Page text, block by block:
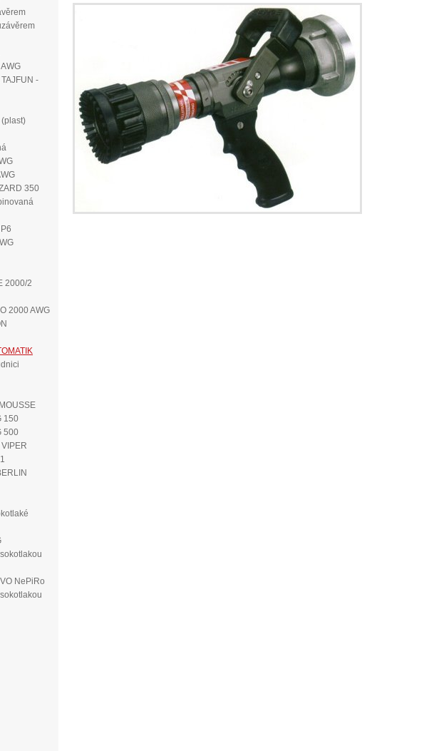
-
350
2000/2
2000 AWG
150
500
NePiRo